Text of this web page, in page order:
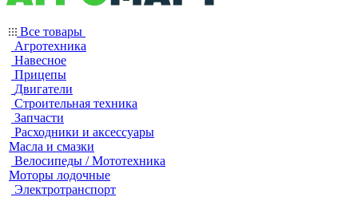
Все товары
Агротехника
Навесное
Прицепы
Двигатели
Строительная техника
Запчасти
Расходники и аксессуары
Масла и смазки
Велосипеды / Мототехника
Моторы лодочные
Электротранспорт